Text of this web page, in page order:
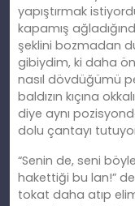
yapıştırmak
kapamış
şeklini bozmadan
gibiydim, ki daha
nasıl dövdüğümü
baldızın kıçına
diye aynı
dolu çantayı
“Senin de, seni
hakettiği bu lan!”
tokat daha atıp